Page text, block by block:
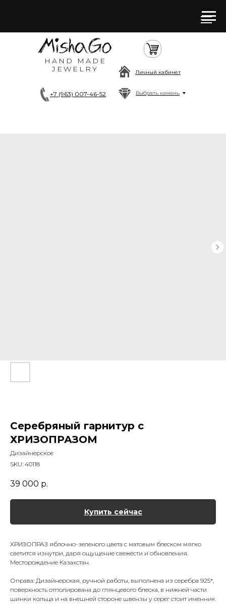
HAND MADE
JEWELRY
+7 (963) 007-46-52 Выбрать камень
Личный кабинет
Серебряный гарнитур с
ХРИЗОПРАЗОМ
Дизайнерское
SKU: 40118
39 000 р.
Купить сейчас
ХРИЗОПРАЗ яблочно-зеленого цвета с матовым блеском мягко
светится изнутри, даря ощущение свежести и обновления.
Месторождение Казахстан.
Оправа: Дизайнерская, ручной работы, выполнена из серебра 925*,
поверхность отполирована до глянцевого блеска, в нижней части
шинки кольца и на внешней стороне швензы у серег стоит именник